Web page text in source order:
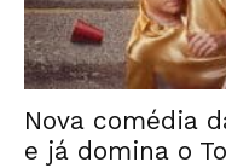
Nova comédia
e já domina o